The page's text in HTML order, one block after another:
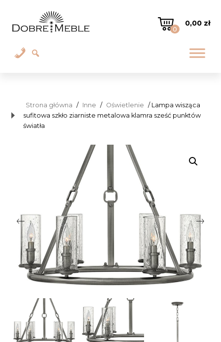
0
0,00 zł
Strona główna / Inne / Oświetlenie / Lampa wisząca
sufitowa szkło ziarniste metalowa klamra sześć punktów
światła